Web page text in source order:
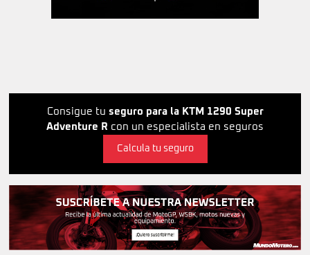
Consigue tu seguro para la KTM 1290 Super
Adventure R con un especialista en seguros
Calcula tu seguro